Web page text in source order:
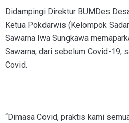
Didampingi Direktur BUMDes
Ketua Pokdarwis (Kelompok
Sawarna Iwa Sungkawa
Sawarna, dari sebelum Covid-19,
Covid.
“Dimasa Covid, praktis kami